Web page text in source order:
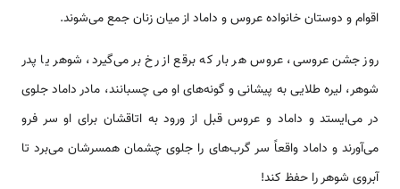
اقوام و دوستان خانواده عروس و داماد از میان زنان جمع ‌‌‌‌‌‌می‌شوند.
روز جشن عروسی، عروس هر بار که برقع از رخ بر ‌‌‌‌‌‌می‌گیرد، شوهر یا پدر
شوهر، لیره طلایی به پیشانی و گونه‌‌‌‌‌‌‌‌‌‌‌‌‌‌های او می چسبانند، مادر داماد جلوی
در ‌‌‌‌‌‌‌می‌ایستد و داماد و عروس قبل از ورود به اتاقشان برای او سر فرو
‌‌‌‌‌‌می‌آورند و داماد واقعاً سر گرب‌‌‌‌‌‌‌‌‌‌‌‌‌‌‌‌‌‌های را جلوی چشمان همسرشان ‌‌‌‌‌‌می‌برد تا
آبروی شوهر را حفظ کند!